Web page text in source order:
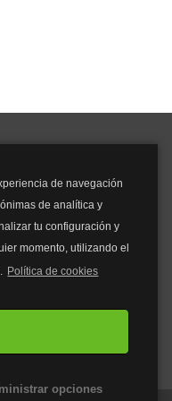
de navegación
de analítica y
tu configuración y
momento, utilizando el
Política de cookies
opciones